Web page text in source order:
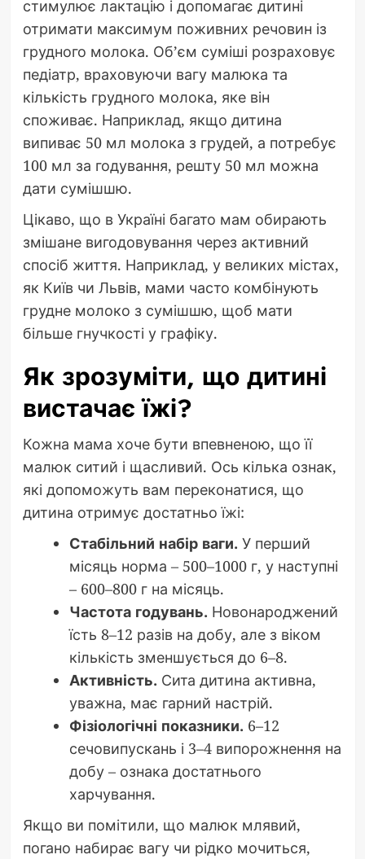
стимулює лактацію і допомагає дитині
отримати максимум поживних речовин із
грудного молока. Об’єм суміші розраховує
педіатр, враховуючи вагу малюка та
кількість грудного молока, яке він
споживає. Наприклад, якщо дитина
випиває 50 мл молока з грудей, а потребує
100 мл за годування, решту 50 мл можна
дати сумішшю.
Цікаво, що в Україні багато мам обирають
змішане вигодовування через активний
спосіб життя. Наприклад, у великих містах,
як Київ чи Львів, мами часто комбінують
грудне молоко з сумішшю, щоб мати
більше гнучкості у графіку.
Як зрозуміти, що дитині
вистачає їжі?
Кожна мама хоче бути впевненою, що її
малюк ситий і щасливий. Ось кілька ознак,
які допоможуть вам переконатися, що
дитина отримує достатньо їжі:
Стабільний набір ваги. У перший
місяць норма – 500–1000 г, у наступні
– 600–800 г на місяць.
Частота годувань. Новонароджений
їсть 8–12 разів на добу, але з віком
кількість зменшується до 6–8.
Активність. Сита дитина активна,
уважна, має гарний настрій.
Фізіологічні показники. 6–12
сечовипускань і 3–4 випорожнення на
добу – ознака достатнього
харчування.
Якщо ви помітили, що малюк млявий,
погано набирає вагу чи рідко мочиться,